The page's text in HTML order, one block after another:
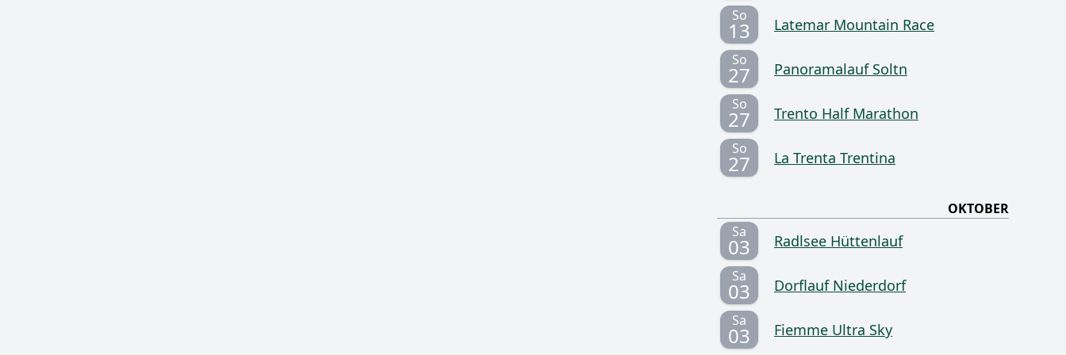
So
13 Latemar Mountain Race
So
27 Panoramalauf Soltn
So
27 Trento Half Marathon
So
27 La Trenta Trentina
OKTOBER
Sa
03 Radlsee Hüttenlauf
Sa
03 Dorflauf Niederdorf
Sa
03 Fiemme Ultra Sky